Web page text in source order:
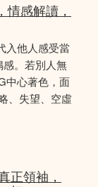
感解讀，
入他人感受當
感。若別人無
中心著色，面
、失望、空虛
正領袖，